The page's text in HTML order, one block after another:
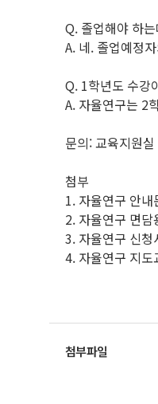
Q. 졸업해야 하
A. 네. 졸업예정
Q. 1학년도 수강
A. 자율연구는 2
문의: 교육지원
첨부
1. 자율연구 안내
2. 자율연구 면담
3. 자율연구 신청
4. 자율연구 지도